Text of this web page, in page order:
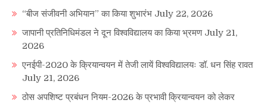
“बीज संजीवनी अभियान” का किया शुभारंभ July 22, 2026
जापानी प्रतिनिधिमंडल ने दून विश्वविद्यालय का किया भ्रमण July 21,
2026
एनईपी-2020 के क्रियान्वयन में तेजी लायें विश्वविद्यालयः डॉ. धन सिंह रावत
July 21, 2026
ठोस अपशिष्ट प्रबंधन नियम-2026 के प्रभावी क्रियान्वयन को लेकर